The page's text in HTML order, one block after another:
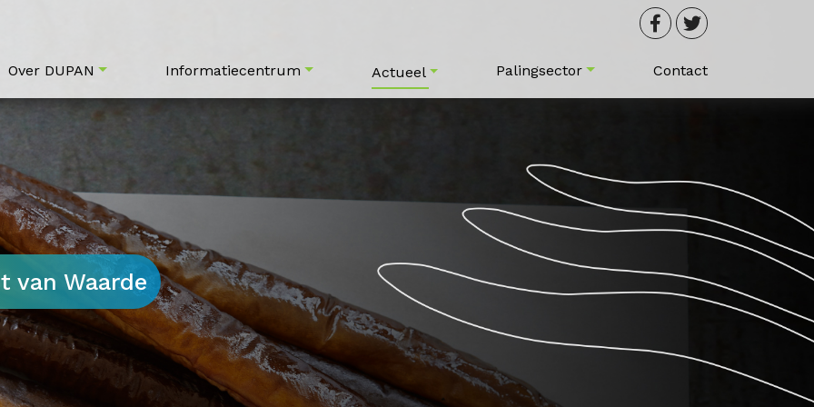
Over DUPAN Informatiecentrum Actueel Palingsector Contact
van Waarde